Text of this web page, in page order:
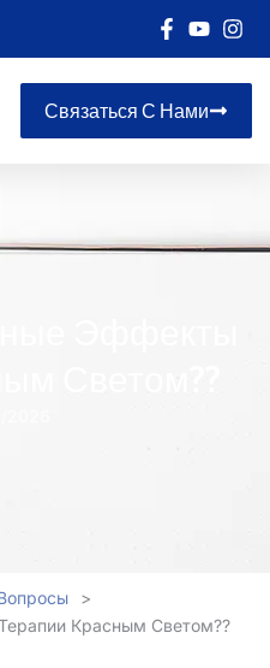
Связаться С Нами
Эффекты
Светом??
>
Красным Светом??